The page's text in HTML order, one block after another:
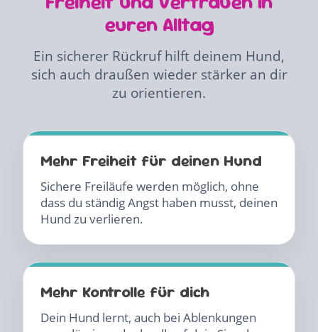
euren Alltag
Ein sicherer Rückruf hilft deinem Hund,
sich auch draußen wieder stärker an dir
zu orientieren.
Mehr Freiheit für deinen Hund
Sichere Freiläufe werden möglich, ohne
dass du ständig Angst haben musst, deinen
Hund zu verlieren.
Mehr Kontrolle für dich
Dein Hund lernt, auch bei Ablenkungen